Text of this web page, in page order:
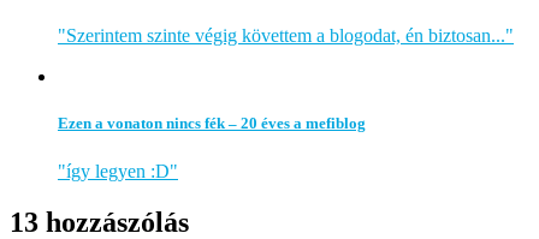
"Szerintem szinte végig követtem a blogodat, én biztosan..."
Ezen a vonaton nincs fék – 20 éves a mefiblog
"így legyen :D"
13 hozzászólás